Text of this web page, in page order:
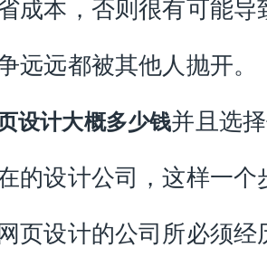
成本，否则很有可能导
远远都被其他人抛开。
设计大概多少钱并且选
的设计公司，这样一个
页设计的公司所必须经